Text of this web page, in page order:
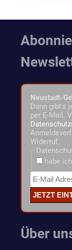
Neustadt-
Dann gibt's
per E-Mail.
Widerruf.
habe
Über